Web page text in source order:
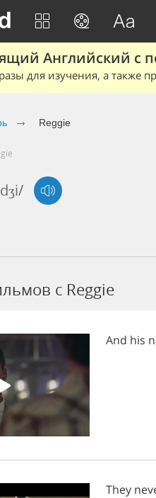
Английский с
для изучения, а также
Reggie
c Reggie
And his
They